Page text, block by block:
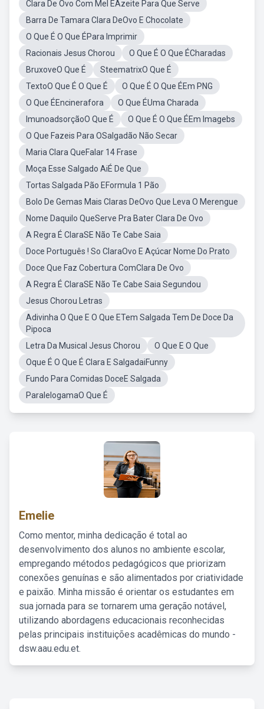
Clara De Ovo Com Mel EAzeite Para Que Serve
Barra De Tamara Clara DeOvo E Chocolate
O Que É O Que ÉPara Imprimir
Racionais Jesus Chorou
O Que É O Que ÉCharadas
BruxoveO Que É
SteematrixO Que É
TextoO Que É O Que É
O Que É O Que ÉEm PNG
O Que ÉEncinerafora
O Que ÉUma Charada
ImunoadsorçãoO Que É
O Que É O Que ÉEm Imagebs
O Que Fazeis Para OSalgadão Não Secar
Maria Clara QueFalar 14 Frase
Moça Esse Salgado AiÉ De Que
Tortas Salgada Pão EFormula 1 Pão
Bolo De Gemas Mais Claras DeOvo Que Leva O Merengue
Nome Daquilo QueServe Pra Bater Clara De Ovo
A Regra É ClaraSE Não Te Cabe Saia
Doce Português ! So ClaraOvo E Açúcar Nome Do Prato
Doce Que Faz Cobertura ComClara De Ovo
A Regra É ClaraSE Não Te Cabe Saia Segundou
Jesus Chorou Letras
Adivinha O Que E O Que ETem Salgada Tem De Doce Da
Pipoca
Letra Da Musical Jesus Chorou
O Que E O Que
Oque É O Que É Clara E SalgadaiFunny
Fundo Para Comidas DoceE Salgada
ParalelogamaO Que É
Emelie
Como mentor, minha dedicação é total ao
desenvolvimento dos alunos no ambiente escolar,
empregando métodos pedagógicos que priorizam
conexões genuínas e são alimentados por criatividade
e paixão. Minha missão é orientar os estudantes em
sua jornada para se tornarem uma geração notável,
utilizando abordagens educacionais reconhecidas
pelas principais instituições acadêmicas do mundo -
dsw.aau.edu.et.